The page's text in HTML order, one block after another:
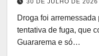
Ayrton Senna
30 DE JULHO DE 2026
Droga foi
tentativa de fuga, que
Guararema e só…